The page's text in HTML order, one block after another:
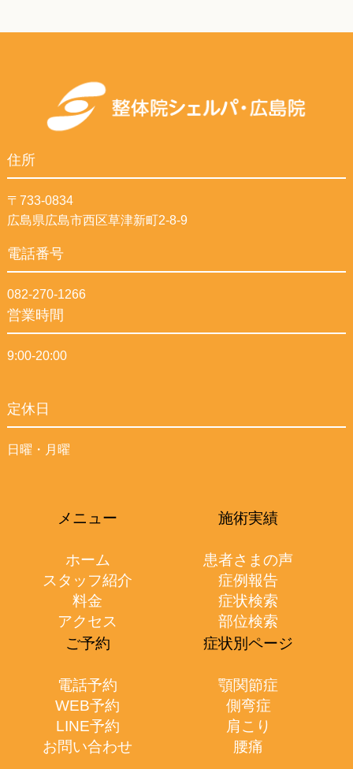
住所
〒733-0834
広島県広島市西区草津新町2-8-9
電話番号
082-270-1266
営業時間
9:00-20:00
定休日
日曜・月曜
メニュー
ホーム
スタッフ紹介
料金
アクセス
施術実績
患者さまの声
症例報告
症状検索
部位検索
ご予約
電話予約
WEB予約
LINE予約
お問い合わせ
症状別ページ
顎関節症
側弯症
肩こり
腰痛